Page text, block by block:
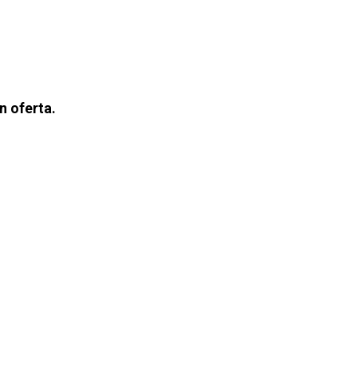
oferta.